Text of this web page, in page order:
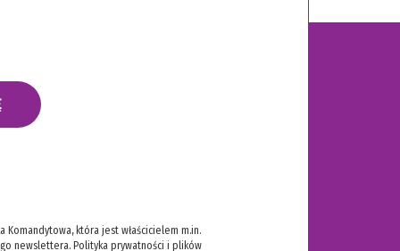
która jest właścicielem m.in.
newslettera. Polityka prywatności i plików